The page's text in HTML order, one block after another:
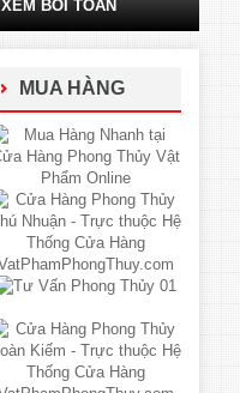
XEM BÓI TOÁN
MUA HÀNG